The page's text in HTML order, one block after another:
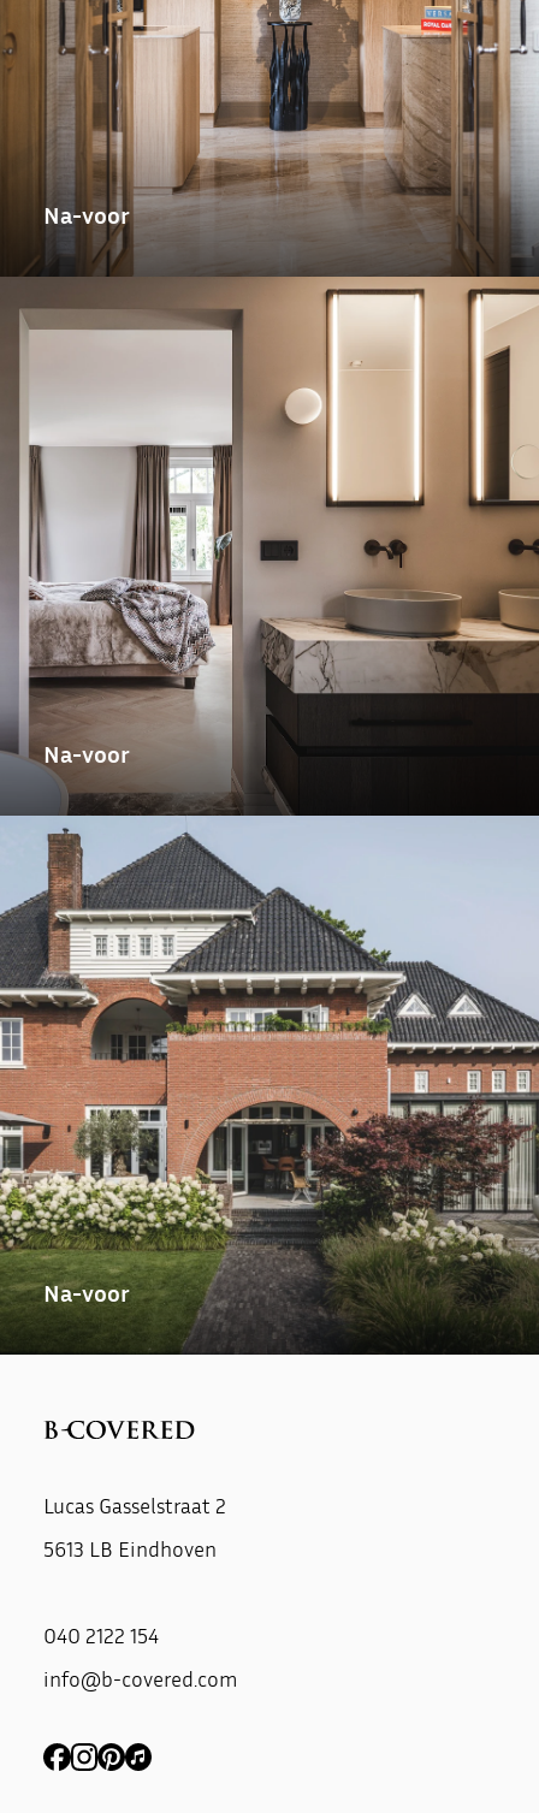
Na-voor
Na-voor
Na-voor
Lucas Gasselstraat 2
5613 LB Eindhoven
040 2122 154
info@b-covered.com